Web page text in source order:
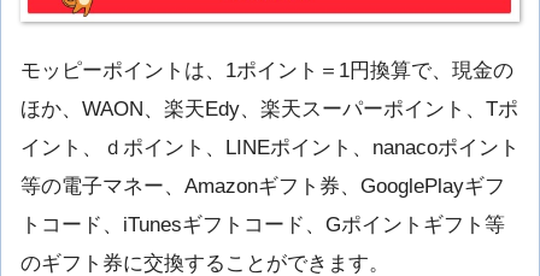
モッピーポイントは、1ポイント＝1円換算で、現金の
ほか、WAON、楽天Edy、楽天スーパーポイント、Tポ
イント、ｄポイント、LINEポイント、nanacoポイント
等の電子マネー、Amazonギフト券、GooglePlayギフ
トコード、iTunesギフトコード、Gポイントギフト等
のギフト券に交換することができます。